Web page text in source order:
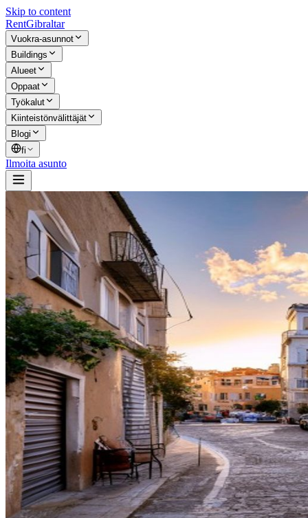
Skip to content
RentGibraltar
Vuokra-asunnot
Buildings
Alueet
Oppaat
Työkalut
Kiinteistönvälittäjät
Blogi
fi
Ilmoita asunto